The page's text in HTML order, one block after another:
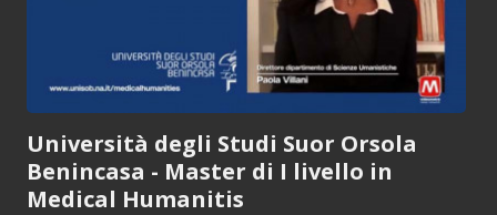
Università degli Studi Suor Orsola
Benincasa - Master di I livello in
Medical Humanitis